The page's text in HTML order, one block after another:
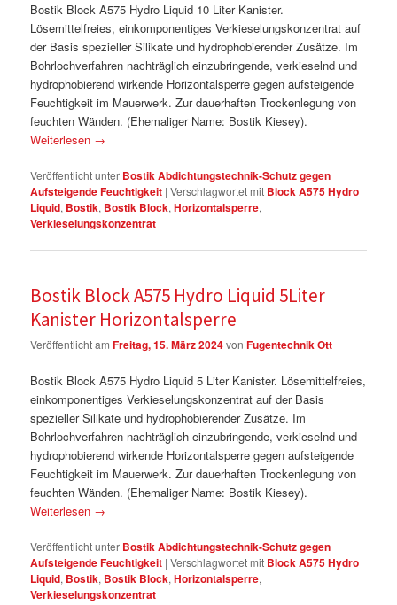
Bostik Block A575 Hydro Liquid 10 Liter Kanister.
Lösemittelfreies, einkomponentiges Verkieselungskonzentrat auf
der Basis spezieller Silikate und hydrophobierender Zusätze. Im
Bohrlochverfahren nachträglich einzubringende, verkieselnd und
hydrophobierend wirkende Horizontalsperre gegen aufsteigende
Feuchtigkeit im Mauerwerk. Zur dauerhaften Trockenlegung von
feuchten Wänden. (Ehemaliger Name: Bostik Kiesey).
Weiterlesen →
Veröffentlicht unter Bostik Abdichtungstechnik-Schutz gegen
Aufsteigende Feuchtigkeit |Verschlagwortet mit Block A575 Hydro
Liquid, Bostik, Bostik Block,Horizontalsperre,
Verkieselungskonzentrat
Bostik Block A575 Hydro Liquid 5Liter
Kanister Horizontalsperre
Veröffentlicht amFreitag, 15. März 2024vonFugentechnik Ott
Bostik Block A575 Hydro Liquid 5 Liter Kanister. Lösemittelfreies,
einkomponentiges Verkieselungskonzentrat auf der Basis
spezieller Silikate und hydrophobierender Zusätze. Im
Bohrlochverfahren nachträglich einzubringende, verkieselnd und
hydrophobierend wirkende Horizontalsperre gegen aufsteigende
Feuchtigkeit im Mauerwerk. Zur dauerhaften Trockenlegung von
feuchten Wänden. (Ehemaliger Name: Bostik Kiesey).
Weiterlesen →
Veröffentlicht unter Bostik Abdichtungstechnik-Schutz gegen
Aufsteigende Feuchtigkeit |Verschlagwortet mit Block A575 Hydro
Liquid, Bostik, Bostik Block,Horizontalsperre,
Verkieselungskonzentrat